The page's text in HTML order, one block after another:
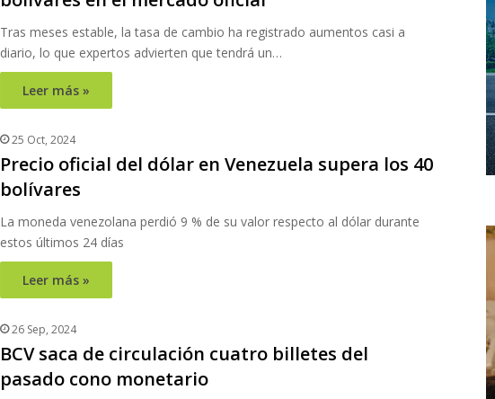
Tras meses estable, la tasa de cambio ha registrado aumentos casi a
diario, lo que expertos advierten que tendrá un…
Leer más »
25 Oct, 2024
Precio oficial del dólar en Venezuela supera los 40
bolívares
La moneda venezolana perdió 9 % de su valor respecto al dólar durante
estos últimos 24 días
Leer más »
26 Sep, 2024
BCV saca de circulación cuatro billetes del
pasado cono monetario